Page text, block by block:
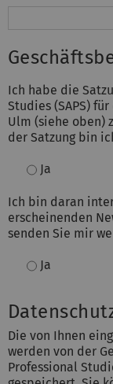
Ich habe die
Studies (SAPS)
Ulm (siehe oben)
der Satzung bin
Ja
Ich bin daran
erscheinenden
senden Sie mir
Ja
Die von Ihnen
werden von der
Professional